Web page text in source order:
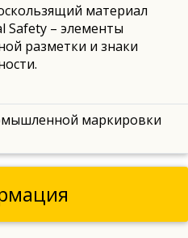
материал
Safety – элементы
разметки и знаки
маркировки